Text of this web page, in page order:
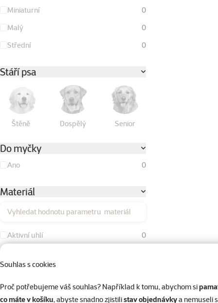
Souhlas s cookies
Proč potřebujeme váš souhlas? Například k tomu, abychom si
co máte v košíku, abyste snadno zjistilistav objednávkya nemuseli
Miniaturní
0
Malý
0
Střední
0
Stáří psa
Štěně Dospělý Senior
Do myčky
Ano 0
Materiál
Vyhledat hodnotu parametru materiál
Aktivní uhlí
0
Duté vlákno
Dřevo
0